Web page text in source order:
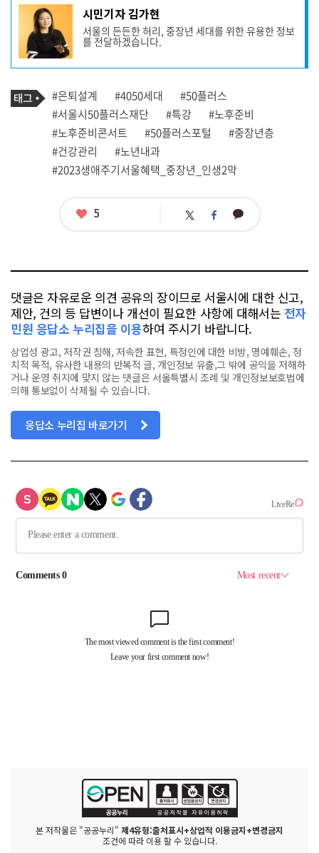
기
작
성
자
프
필
시민기자 김가현
서울의 든든한 허리, 중장년 세대를 위한 유용한 정보
를 전달하겠습니다.
기
사
관
련
태
그
태
그
#은퇴설계 #4050세대
#50플러스
#서울시50플러스재단
#특강
#노후준비
#노후준비콘서트
#50플러스포털
#중장년층
#건강관리
#노년내과
#2023생애주기서울혜택_중장년_인생2막
좋
5 트 페 카
댓글은 자유로운 의견 공유의 장이므로 서울시에 대한 신고,
제안, 건의 등 답변이나 개선이 필요한 사항에 대해서는 전자
민원 응답소 누리집을 이용하여 주시기 바랍니다.
상업성 광고, 저작권 침해, 저속한 표현, 특정인에 대한 비방, 명예훼손, 정
치적 목적, 유사한 내용의 반복적 글, 개인정보 유출,그 밖에 공익을 저해하
거나 운영 취지에 맞지 않는 댓글은 서울특별시 조례 및 개인정보보호법에
의해 통보없이 삭제될 수 있습니다.
응답소 누리집 바로가기
본 저작물은 "공공누리" 제4유형:출처표시+상업적 이용금지+변경금지
조건에 따라 이용 할 수 있습니다.